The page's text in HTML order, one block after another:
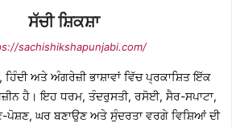
ਸੱਚੀ ਸ਼ਿਕਸ਼ਾ
sachishikshapunjabi.com/
ਹਿੰਦੀ ਅਤੇ ਅੰਗਰੇਜ਼ੀ ਭਾਸ਼ਾਵਾਂ ਵਿੱਚ ਪ੍ਰਕਾਸ਼ਿਤ ਇੱਕ
ਹੈ। ਇਹ ਧਰਮ, ਤੰਦਰੁਸਤੀ, ਰਸੋਈ, ਸੈਰ-ਸਪਾਟਾ,
ਪੋਸ਼ਣ, ਘਰ ਬਣਾਉਣ ਅਤੇ ਸੁੰਦਰਤਾ ਵਰਗੇ ਵਿਸ਼ਿਆਂ ਦੀ